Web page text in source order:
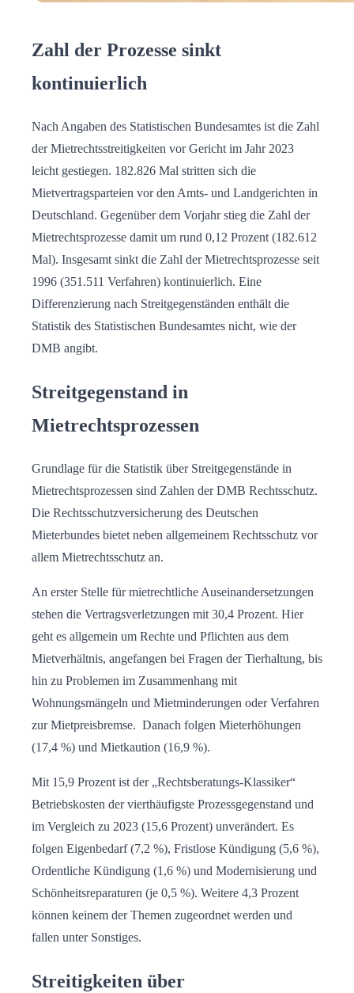
Zahl der Prozesse sinkt
kontinuierlich
Nach Angaben des Statistischen Bundesamtes ist die Zahl
der Mietrechtsstreitigkeiten vor Gericht im Jahr 2023
leicht gestiegen. 182.826 Mal stritten sich die
Mietvertragsparteien vor den Amts- und Landgerichten in
Deutschland. Gegenüber dem Vorjahr stieg die Zahl der
Mietrechtsprozesse damit um rund 0,12 Prozent (182.612
Mal). Insgesamt sinkt die Zahl der Mietrechtsprozesse seit
1996 (351.511 Verfahren) kontinuierlich. Eine
Differenzierung nach Streitgegenständen enthält die
Statistik des Statistischen Bundesamtes nicht, wie der
DMB angibt.
Streitgegenstand in
Mietrechtsprozessen
Grundlage für die Statistik über Streitgegenstände in
Mietrechtsprozessen sind Zahlen der DMB Rechtsschutz.
Die Rechtsschutzversicherung des Deutschen
Mieterbundes bietet neben allgemeinem Rechtsschutz vor
allem Mietrechtsschutz an.
An erster Stelle für mietrechtliche Auseinandersetzungen
stehen die Vertragsverletzungen mit 30,4 Prozent. Hier
geht es allgemein um Rechte und Pflichten aus dem
Mietverhältnis, angefangen bei Fragen der Tierhaltung, bis
hin zu Problemen im Zusammenhang mit
Wohnungsmängeln und Mietminderungen oder Verfahren
zur Mietpreisbremse. Danach folgen Mieterhöhungen
(17,4 %) und Mietkaution (16,9 %).
Mit 15,9 Prozent ist der „Rechtsberatungs-Klassiker“
Betriebskosten der vierthäufigste Prozessgegenstand und
im Vergleich zu 2023 (15,6 Prozent) unverändert. Es
folgen Eigenbedarf (7,2 %), Fristlose Kündigung (5,6 %),
Ordentliche Kündigung (1,6 %) und Modernisierung und
Schönheitsreparaturen (je 0,5 %). Weitere 4,3 Prozent
können keinem der Themen zugeordnet werden und
fallen unter Sonstiges.
Streitigkeiten über